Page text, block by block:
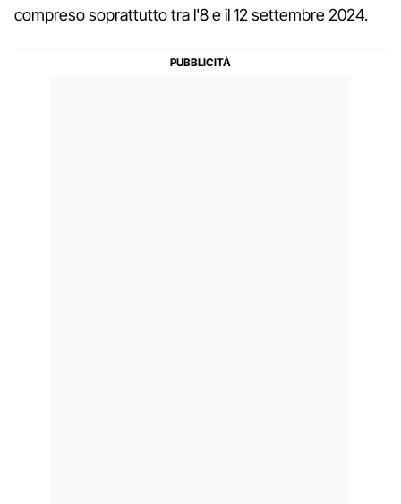
compreso soprattutto tra l'8 e il 12 settembre 2024.